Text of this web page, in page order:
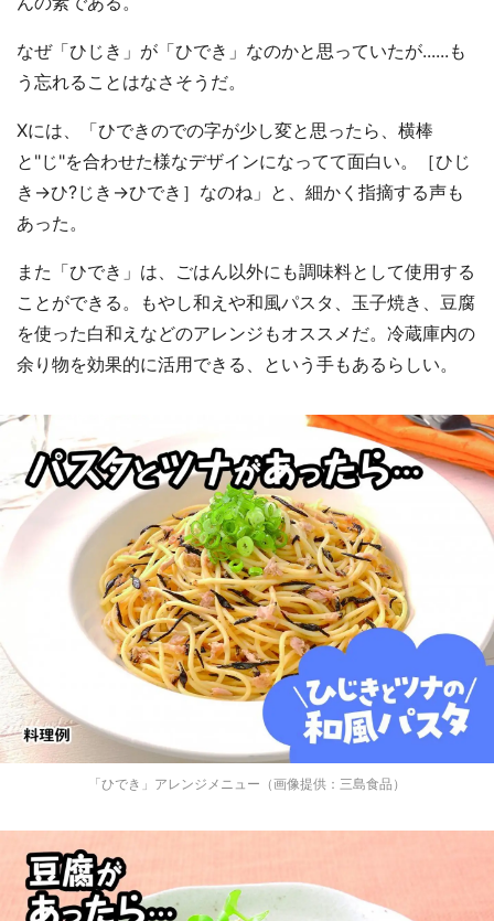
なぜ「ひじき」が「ひでき」なのかと思っていたが......も
う忘れることはなさそうだ。
Xには、「ひできのでの字が少し変と思ったら、横棒
と"じ"を合わせた様なデザインになってて面白い。［ひじ
き→ひ?じき→ひでき］なのね」と、細かく指摘する声も
あった。
また「ひでき」は、ごはん以外にも調味料として使用する
ことができる。もやし和えや和風パスタ、玉子焼き、豆腐
を使った白和えなどのアレンジもオススメだ。冷蔵庫内の
余り物を効果的に活用できる、という手もあるらしい。
「ひでき」アレンジメニュー（画像提供：三島食品）